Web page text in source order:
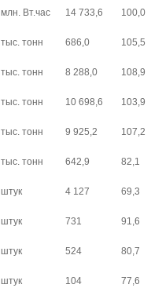
млн. Вт.час 14 733,6 100,0
тыс. тонн 686,0 105,5
тыс. тонн 8 288,0 108,9
тыс. тонн 10 698,6 103,9
тыс. тонн 9 925,2 107,2
тыс. тонн 642,9 82,1
штук 4 127 69,3
штук 731 91,6
штук 524 80,7
штук 104 77,6